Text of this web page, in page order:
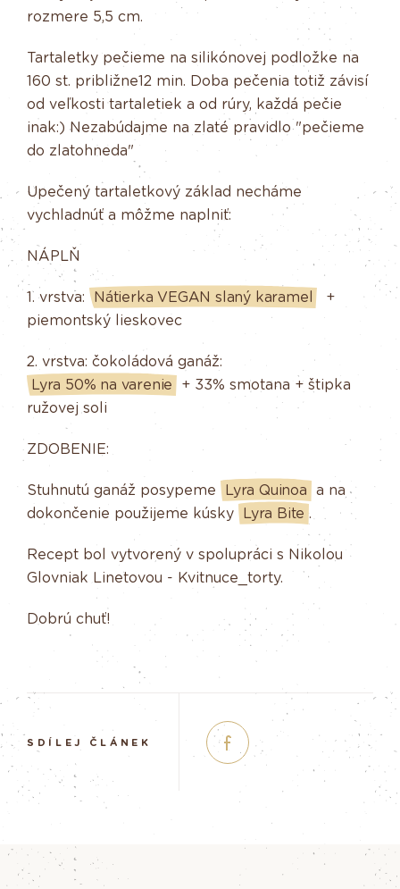
rozmere 5,5 cm.
Tartaletky pečieme na silikónovej podložke na
160 st. približne12 min. Doba pečenia totiž závisí
od veľkosti tartaletiek a od rúry, každá pečie
inak:) Nezabúdajme na zlaté pravidlo "pečieme
do zlatohneda"
Upečený tartaletkový základ necháme
vychladnúť a môžme naplniť:
NÁPLŇ
1. vrstva: Nátierka VEGAN slaný karamel
+
piemontský lieskovec
2. vrstva: čokoládová ganáž:
Lyra 50% na varenie + 33% smotana + štipka
ružovej soli
ZDOBENIE:
Stuhnutú ganáž posypeme Lyra Quinoa a na
dokončenie použijeme kúsky Lyra Bite .
Recept bol vytvorený v spolupráci s Nikolou
Glovniak Linetovou - Kvitnuce_torty.
Dobrú chuť!
SDÍLEJ ČLÁNEK